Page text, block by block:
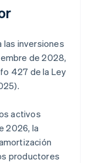
las inversiones
de 2028,
427 de la Ley
activos
2026, la
productores